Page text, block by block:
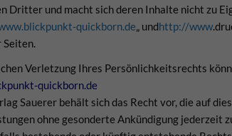
Dritter und macht sich deren Inhalte nicht zu
quickborn.de undhttp://www.
Verletzung Ihres Persönlichkeitsrechts
quickborn.de
Sauerer behält sich das Recht vor, die auf
ohne gesonderte Ankündigung jederzeit